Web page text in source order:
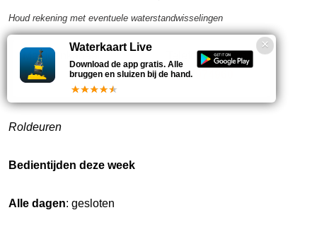
Houd rekening met eventuele waterstandwisselingen
Marifoonkanaal
1028
Telefoonnummer
088-7974960
Roldeuren
Bedientijden deze week
Alle dagen: gesloten
Waterkaart Live
Download de app gratis. Alle
bruggen en sluizen bij de hand.